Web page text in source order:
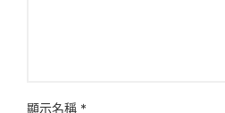
顯示名稱 *